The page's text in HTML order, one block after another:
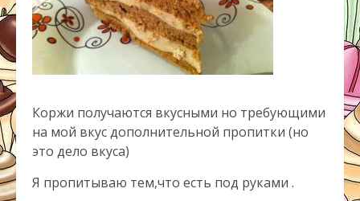
Коржи получаются вкусными но требующими
на мой вкус дополнительной пропитки (но
это дело вкуса)
Я пропитываю тем,что есть под руками .